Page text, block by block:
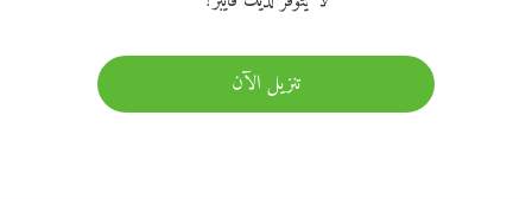
تنزيل الآن